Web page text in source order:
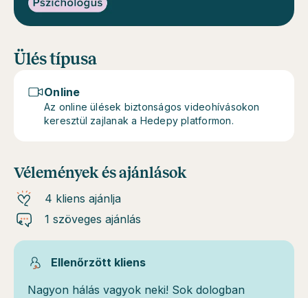
Ülés típusa
Online
Az online ülések biztonságos videohívásokon
keresztül zajlanak a Hedepy platformon.
Vélemények és ajánlások
4 kliens ajánlja
1 szöveges ajánlás
Ellenőrzött kliens
Nagyon hálás vagyok neki! Sok dologban